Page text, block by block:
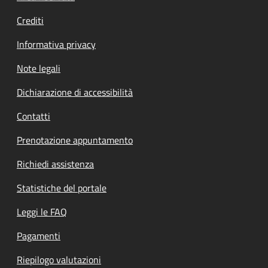
Crediti
Informativa privacy
Note legali
Dichiarazione di accessibilità
Contatti
Prenotazione appuntamento
Richiedi assistenza
Statistiche del portale
Leggi le FAQ
Pagamenti
Riepilogo valutazioni